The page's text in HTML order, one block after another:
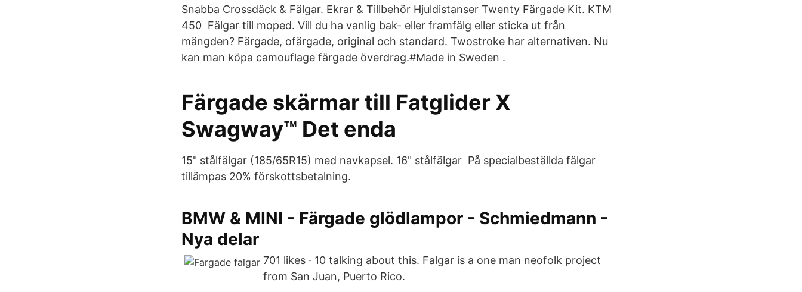
Snabba Crossdäck & Fälgar. Ekrar & Tillbehör Hjuldistanser Twenty Färgade Kit. KTM
450 Fälgar till moped. Vill du ha vanlig bak- eller framfälg eller sticka ut från
mängden? Färgade, ofärgade, original och standard. Twostroke har alternativen. Nu
kan man köpa camouflage färgade överdrag.#Made in Sweden .
Färgade skärmar till Fatglider X
Swagway™ Det enda
15" stålfälgar (185/65R15) med navkapsel. 16" stålfälgar På specialbeställda fälgar
tillämpas 20% förskottsbetalning.
BMW & MINI - Färgade glödlampor - Schmiedmann -
Nya delar
701 likes · 10 talking about this. Falgar is a one man neofolk project
from San Juan, Puerto Rico.